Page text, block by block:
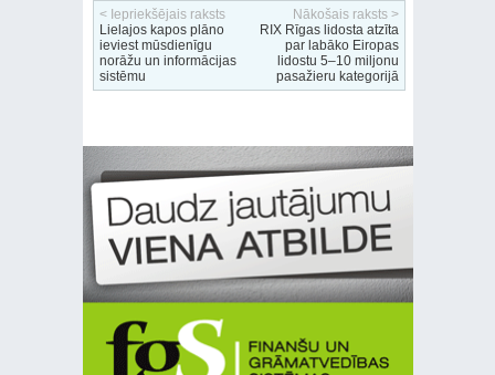
< Iepriekšējais raksts
Lielajos kapos plāno
ieviest mūsdienīgu
norāžu un informācijas
sistēmu
Nākošais raksts >
RIX Rīgas lidosta atzīta
par labāko Eiropas
lidostu 5–10 miljonu
pasažieru kategorijā